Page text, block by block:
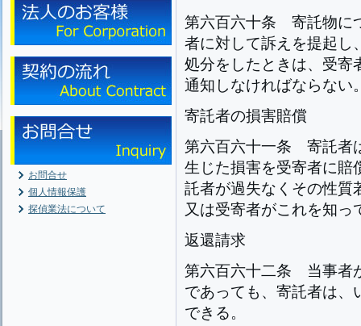
お問合せ
個人情報保護
探偵業法について
第六百六十条 寄託物に
者に対して訴えを提起し
処分をしたときは、受寄
通知しなければならない
寄託者の損害賠償
第六百六十一条 寄託者
生じた損害を受寄者に賠
託者が過失なくその性質
又は受寄者がこれを知っ
返還請求
第六百六十二条 当事者
であっても、寄託者は、
できる。